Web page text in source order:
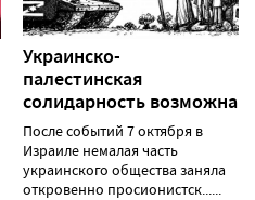
Украинско-
палестинская
солидарность возможна
После событий 7 октября в
Израиле немалая часть
украинского общества заняла
откровенно просионистск......